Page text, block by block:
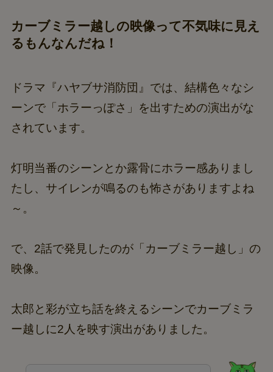
カーブミラー越しの映像って不気味に見え
るもんなんだね！
ドラマ『ハヤブサ消防団』では、結構色々なシ
ーンで「ホラーっぽさ」を出すための演出がな
されています。
灯明当番のシーンとか露骨にホラー感ありまし
たし、サイレンが鳴るのも怖さがありますよね
～。
で、2話で発見したのが「カーブミラー越し」の
映像。
太郎と彩が立ち話を終えるシーンでカーブミラ
ー越しに2人を映す演出がありました。